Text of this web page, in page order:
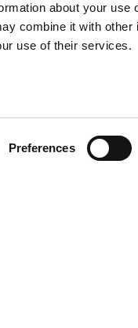
about your
combine it with other
use of their services.
Preferences